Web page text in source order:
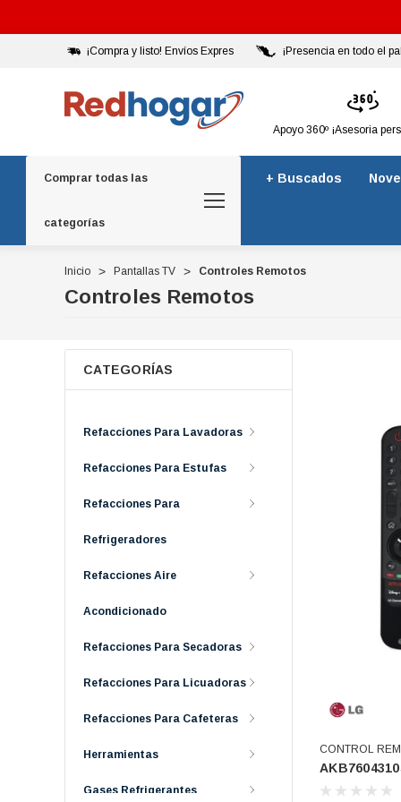
¡Compra y listo! Envíos Expres ¡Presencia en todo el
Apoyo 360º ¡Asesoria
Comprar todas las
categorías
+ Buscados
Inicio Pantallas TV Controles Remotos
Controles Remotos
CATEGORÍAS
Refacciones Para Lavadoras
Refacciones Para Estufas
Refacciones Para
Refrigeradores
Refacciones Aire
Acondicionado
Refacciones Para Secadoras
Refacciones Para Licuadoras
Refacciones Para Cafeteras
Herramientas
Gases Refrigerantes
CONTROL